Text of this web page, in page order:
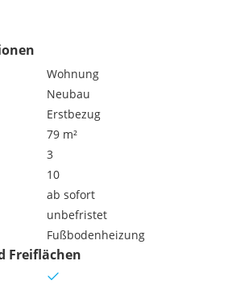
Wohnung
Neubau
Erstbezug
79 m²
3
10
ab sofort
unbefristet
Fußbodenheizung
Freiflächen